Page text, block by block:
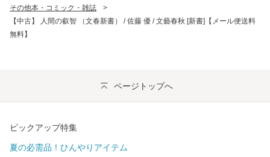
その他本・コミック・雑誌
>
【中古】 人間の叡智 （文春新書） / 佐藤 優 / 文藝春秋 [新書]【メール便送料
無料】
ページトップへ
ピックアップ特集
夏の必需品！ひんやりアイテム